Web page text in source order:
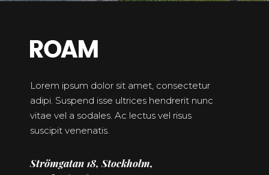
Lorem ipsum dolor sit amet, consectetur
adipi. Suspend isse ultrices hendrerit nunc
vitae vel a sodales. Ac lectus vel risus
suscipit venenatis.
Strömgatan 18, Stockholm,